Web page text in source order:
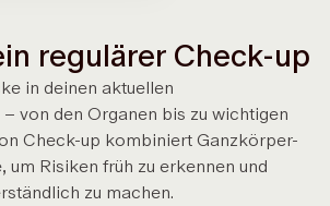
regulärer Check-up
in deinen aktuellen
von den Organen bis zu wichtigen
Check-up kombiniert Ganzkörper-
um Risiken früh zu erkennen und
zu machen.